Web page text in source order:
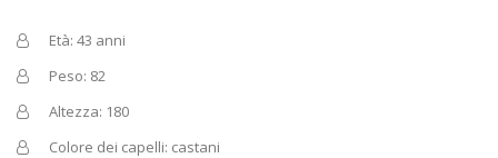
Età: 43 anni
Peso: 82
Altezza: 180
Colore dei capelli: castani